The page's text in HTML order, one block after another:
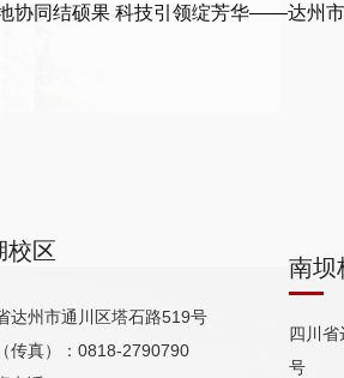
协同结硕果 科技引领绽芳华——达州
校区
达州市通川区塔石路519号
传真）：0818-2790790
南坝
四川省
号